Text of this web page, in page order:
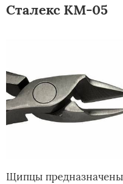
Сталекс КМ-05
Щипцы предназначены